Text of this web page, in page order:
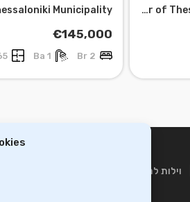
Center of Thessaloniki Thessaloniki Municipality
Municipality
€145,000
2 Br
1 Ba
m
וילות למכירה בכרתים